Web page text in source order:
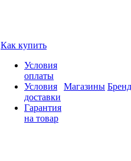
Как купить
Условия
оплаты
Условия
доставки
Гарантия
на товар
Магазины